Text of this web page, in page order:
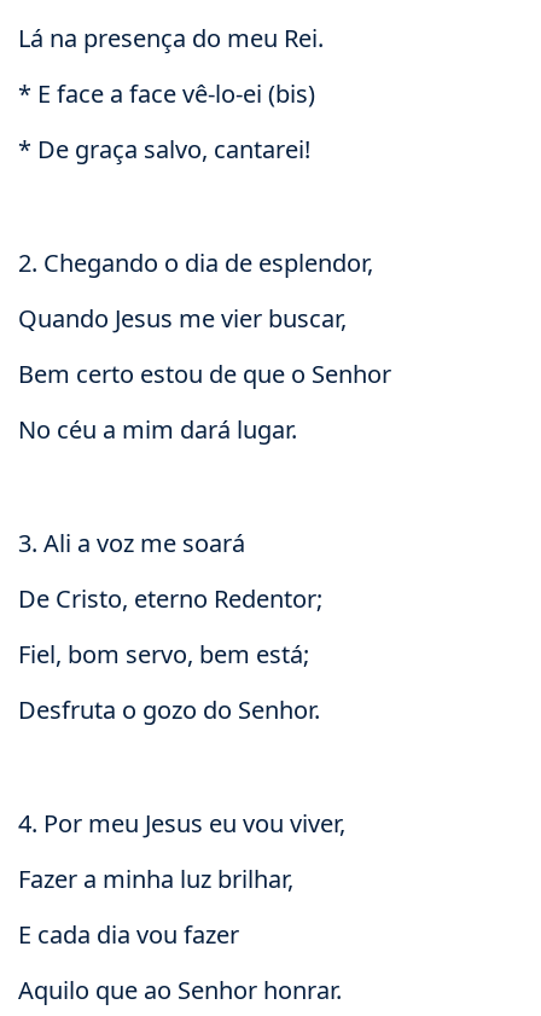
Lá na presença do meu Rei.
* E face a face vê-lo-ei (bis)
* De graça salvo, cantarei!
2. Chegando o dia de esplendor,
Quando Jesus me vier buscar,
Bem certo estou de que o Senhor
No céu a mim dará lugar.
3. Ali a voz me soará
De Cristo, eterno Redentor;
Fiel, bom servo, bem está;
Desfruta o gozo do Senhor.
4. Por meu Jesus eu vou viver,
Fazer a minha luz brilhar,
E cada dia vou fazer
Aquilo que ao Senhor honrar.